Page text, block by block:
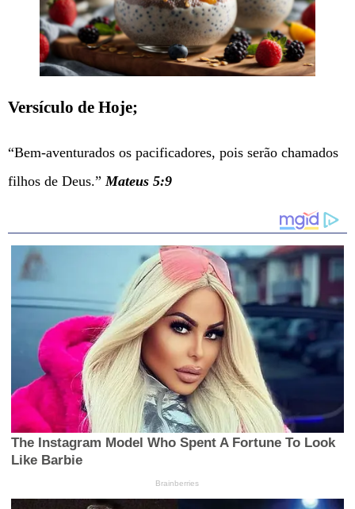
Versículo de Hoje;
“Bem-aventurados os pacificadores, pois serão chamados
filhos de Deus.”Mateus 5:9